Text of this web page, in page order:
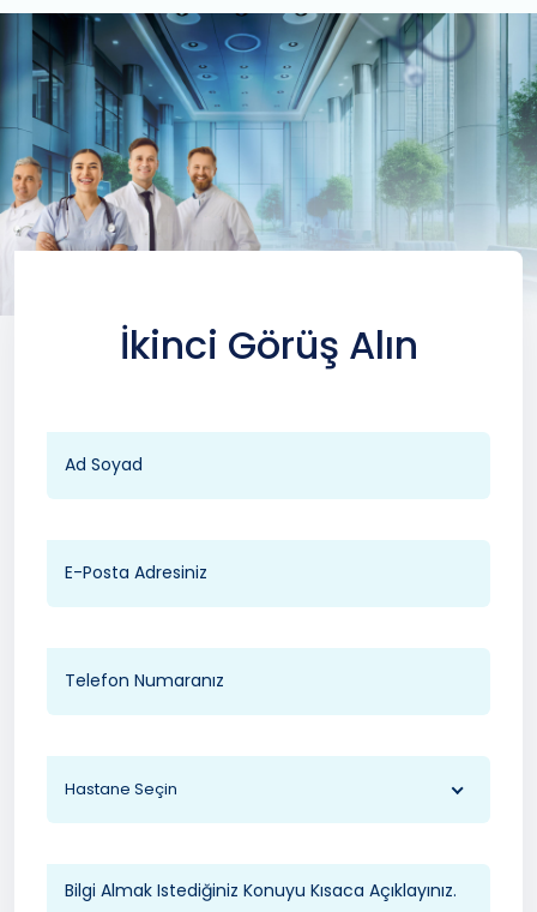
İkinci Görüş Alın
Hastane Seçin